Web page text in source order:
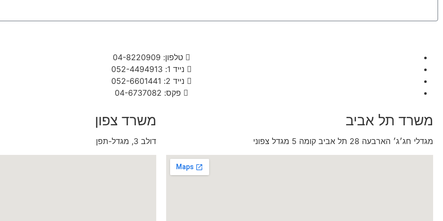
טלפון: ‭04-8220909‬
נייד 1: 052-4494913
נייד 2: 052-6601441
פקס: 04-6737082
משרד תל אביב
מגדלי חג׳ג׳ הארבעה 28 תל אביב קומה 5 מגדל צפוני
משרד צפון
דולב 3, מגדל-תפן